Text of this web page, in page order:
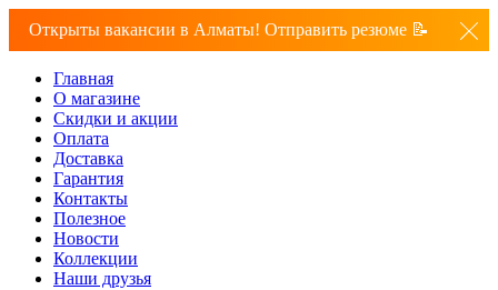
Открыты вакансии в Алматы! Отправить резюме 📝
Главная
О магазине
Скидки и акции
Оплата
Доставка
Гарантия
Контакты
Полезное
Новости
Коллекции
Наши друзья